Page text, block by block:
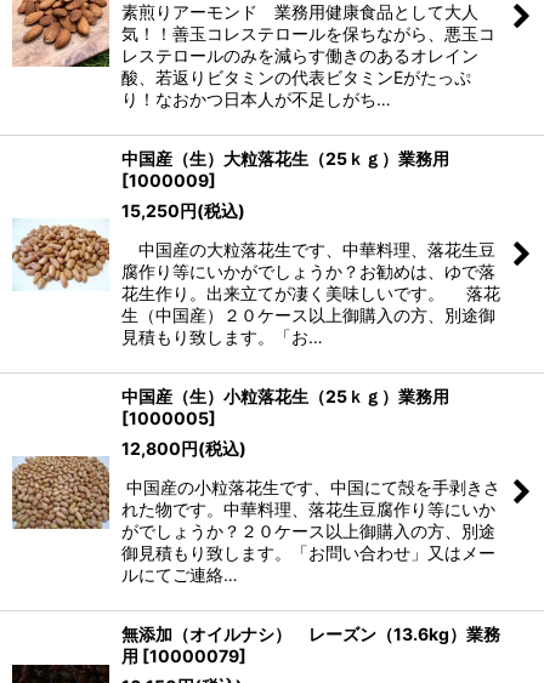
素煎りアーモンド 業務用健康食品として大人
気！！善玉コレステロールを保ちながら、悪玉コ
レステロールのみを減らす働きのあるオレイン
酸、若返りビタミンの代表ビタミンEがたっぷ
り！なおかつ日本人が不足しがち…
中国産（生）大粒落花生（25ｋｇ）業務用
[1000009]
15,250円(税込)
中国産の大粒落花生です、中華料理、落花生豆
腐作り等にいかがでしょうか？お勧めは、ゆで落
花生作り。出来立てが凄く美味しいです。 落花
生（中国産）２０ケース以上御購入の方、別途御
見積もり致します。「お…
中国産（生）小粒落花生（25ｋｇ）業務用
[1000005]
12,800円(税込)
中国産の小粒落花生です、中国にて殻を手剥きさ
れた物です。中華料理、落花生豆腐作り等にいか
がでしょうか？２０ケース以上御購入の方、別途
御見積もり致します。「お問い合わせ」又はメー
ルにてご連絡…
無添加（オイルナシ） レーズン（13.6kg）業務
用 [10000079]